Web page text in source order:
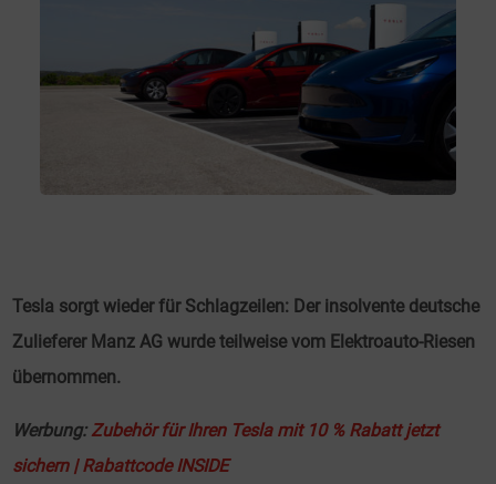
Tesla sorgt wieder für Schlagzeilen: Der insolvente deutsche
Zulieferer Manz AG wurde teilweise vom Elektroauto-Riesen
übernommen.
Werbung: Zubehör für Ihren Tesla mit 10 % Rabatt jetzt
sichern | Rabattcode INSIDE